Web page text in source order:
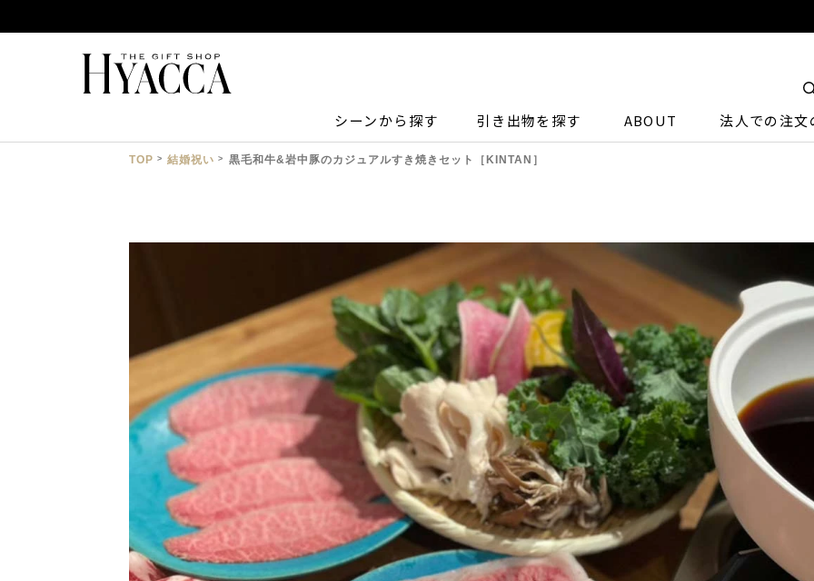
シーンから探す 引き出物を探す ABOUT 法人での注文
TOP 結婚祝い 黒毛和牛&岩中豚のカジュアルすき焼きセット［KINTAN］